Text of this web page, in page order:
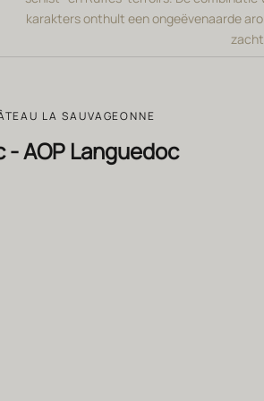
karakters onthult een ongeëvenaarde
LA SAUVAGEONNE
- AOP Languedoc